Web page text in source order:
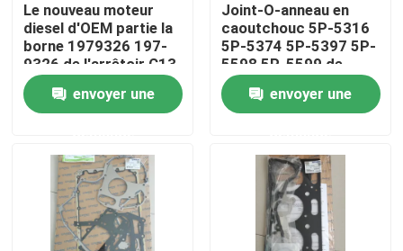
Maison
Vidéos
Au sujet de nous
Le nouveau moteur
diesel d'OEM partie la
borne 1979326 197-
9326 de l'arrêtoir C13
envoyer une
Joint-O-anneau en
caoutchouc 5P-5316
5P-5374 5P-5397 5P-
5598 5P-5599 de
moteur
envoyer une